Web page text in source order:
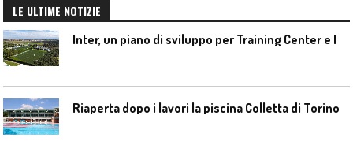
LE ULTIME NOTIZIE
Riaperta dopo i lavori la piscina Colletta di Torino